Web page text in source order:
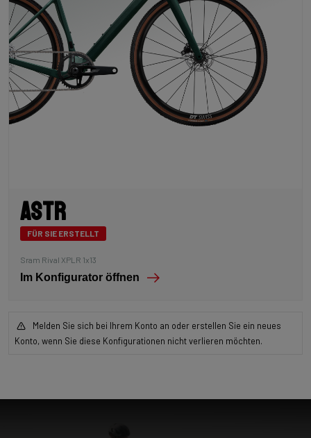
Astr
FÜR SIE ERSTELLT
Sram Rival XPLR 1x13
Im Konfigurator öffnen
Melden Sie sich bei Ihrem Konto an oder erstellen Sie ein neues
Konto, wenn Sie diese Konfigurationen nicht verlieren möchten.